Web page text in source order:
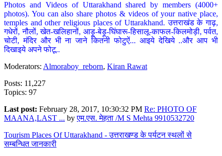
Photos and Videos of Uttarakhand shared by members (4000+
photos). You can also share photos & videos of your native place,
temples and other religious places of Uttarakhand. उत्तराखंड के गाढ़,
गधेरों, नौलों, खेत-खलिहानों, आड़ू-बेड़ू-घिंघारू-हिसालू-काफल-किलमोड़ी, पर्वत,
चोटी, मंदिर और भी ना जाने कितनी फोटुऐं... आइये देखिये ..और आप भी
दिखाइये अपने फोटू..
Moderators: Almoraboy_reborn, Kiran Rawat
Posts: 11,227
Topics: 97
Last post: February 28, 2017, 10:30:32 PM Re: PHOTO OF
MAANA,LAST ... byएम.एस. मेहता /M S Mehta 9910532720
Tourism Places Of Uttarakhand - उत्तराखण्ड के पर्यटन स्थलों से
सम्बन्धित जानकारी